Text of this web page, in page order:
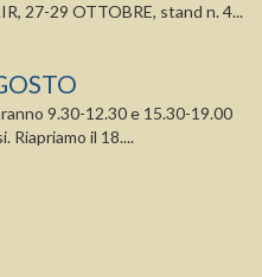
27-29 OTTOBRE, stand n. 4...
9.30-12.30 e 15.30-19.00
Riapriamo il 18....